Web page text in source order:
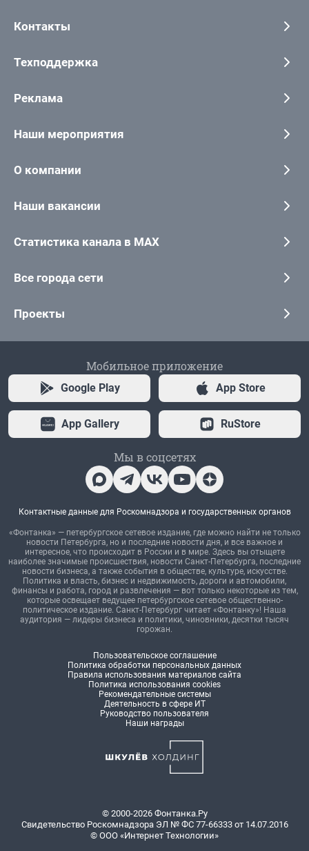
Контакты
Техподдержка
Реклама
Наши мероприятия
О компании
Наши вакансии
Статистика канала в MAX
Все города сети
Проекты
Мобильное приложение
Google Play App Store
App Gallery RuStore
Мы в соцсетях
Контактные данные для Роскомнадзора и государственных органов
«Фонтанка» — петербургское сетевое издание, где можно найти не только
новости Петербурга, но и последние новости дня, и все важное и
интересное, что происходит в России и в мире. Здесь вы отыщете
наиболее значимые происшествия, новости Санкт-Петербурга, последние
новости бизнеса, а также события в обществе, культуре, искусстве.
Политика и власть, бизнес и недвижимость, дороги и автомобили,
финансы и работа, город и развлечения — вот только некоторые из тем,
которые освещает ведущее петербургское сетевое общественно-
политическое издание. Санкт-Петербург читает «Фонтанку»! Наша
аудитория — лидеры бизнеса и политики, чиновники, десятки тысяч
горожан.
Пользовательское соглашение
Политика обработки персональных данных
Правила использования материалов сайта
Политика использования cookies
Рекомендательные системы
Деятельность в сфере ИТ
Руководство пользователя
Наши награды
© 2000-2026 Фонтанка.Ру
Свидетельство Роскомнадзора ЭЛ № ФС 77-66333 от 14.07.2016
© ООО «Интернет Технологии»